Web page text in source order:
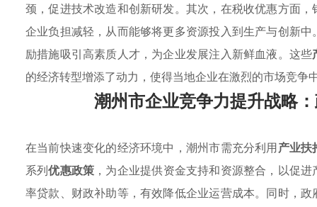
颈，促进技术改造和创新研发。其次，在税收优惠方面
企业负担减轻，从而能够将更多资源投入到生产与创新
励措施吸引高素质人才，为企业发展注入新鲜血液。这些
的经济转型增添了动力，使得当地企业在激烈的市场竞争
潮州市企业竞争力提升战略
在当前快速变化的经济环境中，潮州市需充分利用产业扶
系列优惠政策 ，为企业提供资金支持和资源整合，以促
率贷款、财政补助等，有效降低企业运营成本。同时，